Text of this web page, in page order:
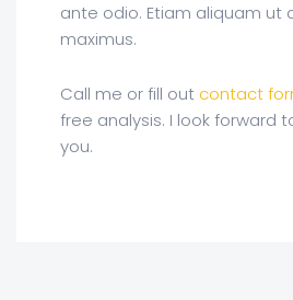
ante odio. Etiam aliquam ut
maximus.
Call me or fill out contact
free analysis. I look forward
you.